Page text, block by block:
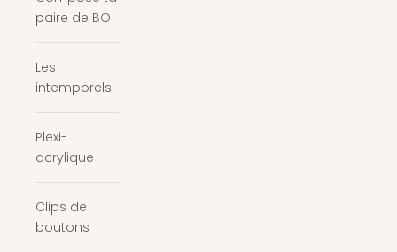
paire de BO
Les
intemporels
Plexi-
acrylique
Clips de
boutons